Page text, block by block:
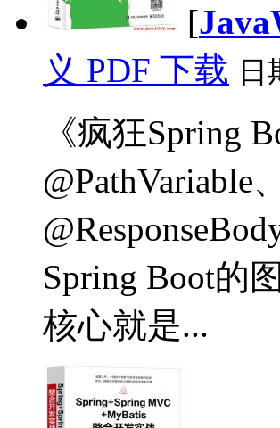
[
义 PDF 下载 日
《疯狂Spring
@PathVariable
Spring Boot的
核心就是...